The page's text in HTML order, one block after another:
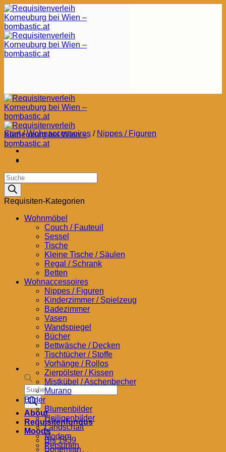
Zum
Inhalt
springen
Products
search
About
Requisitenfundus
Moods
Bis 1939
Bohemian
Start / Wohnaccessoires / Nippes / Figuren
Products
search
Requisiten-Kategorien
Wohnmöbel
Couch / Fauteuil
Sessel
Tische
Kleine Tische / Säulen
Regal / Schrank
Betten
Wohnaccessoires
Nippes / Figuren
Kinderzimmer / Spielzeug
Badezimmer
Vasen
Wandspiegel
Bücher
Bettwäsche / Decken
Tischtücher / Stoffe
Vorhänge / Rollos
Zierpölster / Kissen
Mistkübel / Aschenbecher
Murano
Bilder
Blumenbilder
Heiligenbilder
Landschaft
Modern
Personen